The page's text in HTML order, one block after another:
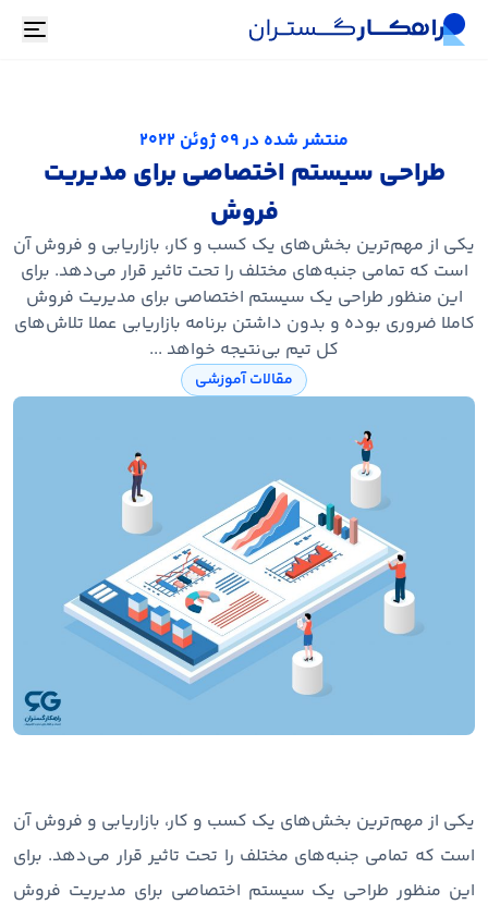
منتشر شده در09 ژوئن 2022
طراحی سیستم اختصاصی برای مدیریت
فروش
یکی از مهم‌ترین بخش‌های یک کسب و کار، بازاریابی و فروش آن
است که تمامی جنبه‌های مختلف را تحت تاثیر قرار می‌دهد. برای
این منظور طراحی یک سیستم اختصاصی برای مدیریت فروش
کاملا ضروری بوده و بدون داشتن برنامه بازاریابی عملا تلاش‌های
کل تیم بی‌نتیجه خواهد ...
مقالات آموزشی
یکی از مهم‌ترین بخش‌های یک کسب و کار، بازاریابی و فروش آن
است که تمامی جنبه‌های مختلف را تحت تاثیر قرار می‌دهد. برای
این منظور طراحی یک سیستم اختصاصی برای مدیریت فروش